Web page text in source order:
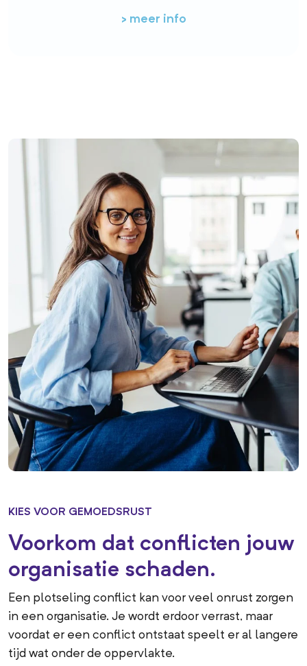
> meer info
KIES VOOR GEMOEDSRUST
Voorkom dat conflicten jouw
organisatie schaden.
Een plotseling conflict kan voor veel onrust zorgen
in een organisatie. Je wordt erdoor verrast, maar
voordat er een conflict ontstaat speelt er al langere
tijd wat onder de oppervlakte.